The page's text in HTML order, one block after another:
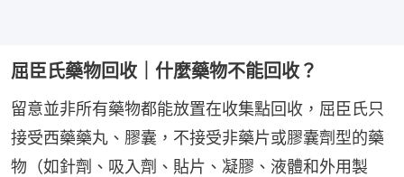
屈臣氏藥物回收｜什麼藥物不能回收？
留意並非所有藥物都能放置在收集點回收，屈臣氏只
接受西藥藥丸、膠囊，不接受非藥片或膠囊劑型的藥
物（如針劑、吸入劑、貼片、凝膠、液體和外用製